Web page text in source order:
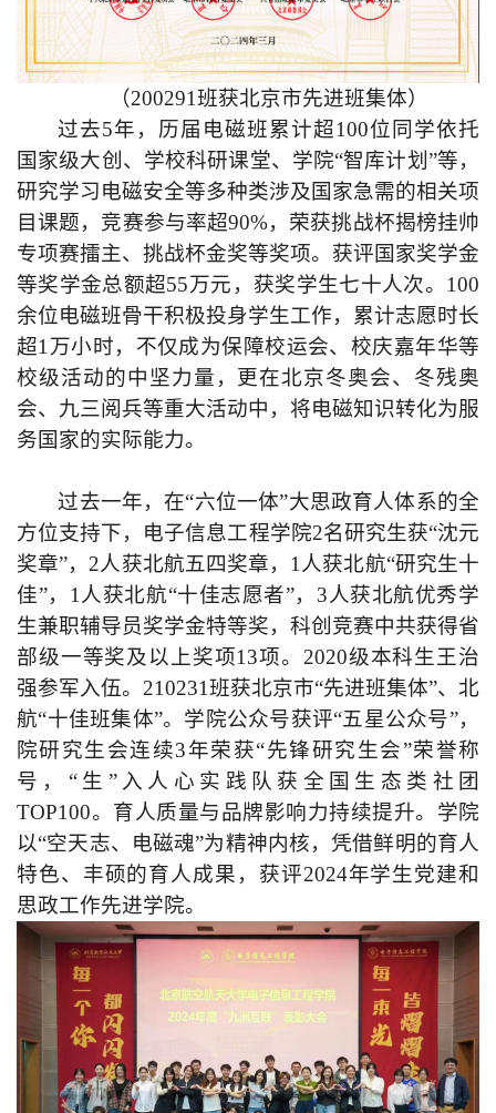
（200291班获北京市先进班集体）
过去5年，历届电磁班累计超100位同学依托
国家级大创、学校科研课堂、学院“智库计划”等，
研究学习电磁安全等多种类涉及国家急需的相关项
目课题，竞赛参与率超90%，荣获挑战杯揭榜挂帅
专项赛擂主、挑战杯金奖等奖项。获评国家奖学金
等奖学金总额超55万元，获奖学生七十人次。100
余位电磁班骨干积极投身学生工作，累计志愿时长
超1万小时，不仅成为保障校运会、校庆嘉年华等
校级活动的中坚力量，更在北京冬奥会、冬残奥
会、九三阅兵等重大活动中，将电磁知识转化为服
务国家的实际能力。
过去一年，在“六位一体”大思政育人体系的全
方位支持下，电子信息工程学院2名研究生获“沈元
奖章”，2人获北航五四奖章，1人获北航“研究生十
佳”，1人获北航“十佳志愿者”，3人获北航优秀学
生兼职辅导员奖学金特等奖，科创竞赛中共获得省
部级一等奖及以上奖项13项。2020级本科生王治
强参军入伍。210231班获北京市“先进班集体”、北
航“十佳班集体”。学院公众号获评“五星公众号”，
院研究生会连续3年荣获“先锋研究生会”荣誉称
号，“生”入人心实践队获全国生态类社团
TOP100。育人质量与品牌影响力持续提升。学院
以“空天志、电磁魂”为精神内核，凭借鲜明的育人
特色、丰硕的育人成果，获评2024年学生党建和
思政工作先进学院。